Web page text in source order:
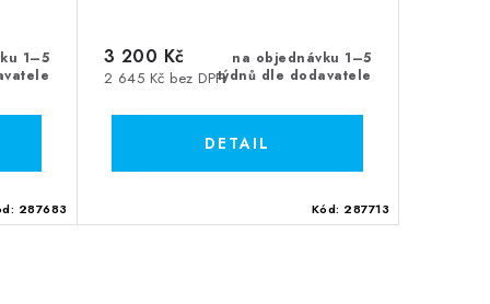
1–5
287683
na objednávku 1–5
týdnů dle dodavatele
2 645 Kč bez DPH
3 200 Kč
Kód: 287713